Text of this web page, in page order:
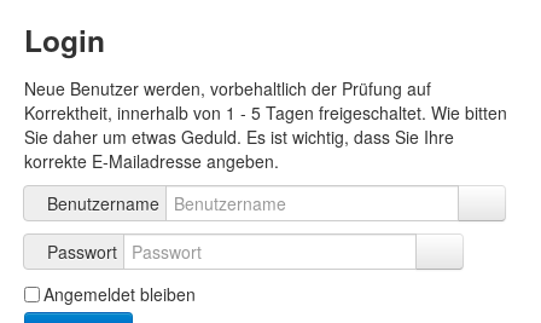
Login
Neue Benutzer werden, vorbehaltlich der Prüfung auf
Korrektheit, innerhalb von 1 - 5 Tagen freigeschaltet. Wie bitten
Sie daher um etwas Geduld. Es ist wichtig, dass Sie Ihre
korrekte E-Mailadresse angeben.
Benutzername
Passwort
Angemeldet bleiben